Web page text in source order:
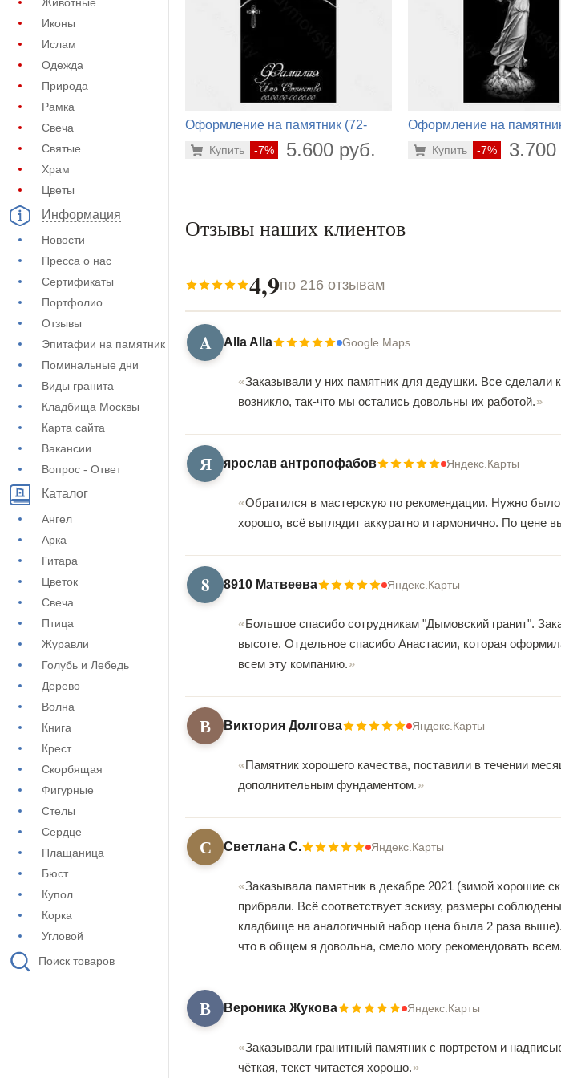
Иконы
Ислам
Одежда
Природа
Рамка
Свеча
Святые
Храм
Цветы
Информация
Новости
Пресса о нас
Сертификаты
Портфолио
Отзывы
Эпитафии на памятник
Поминальные дни
Виды гранита
Кладбища Москвы
Карта сайта
Вакансии
Вопрос - Ответ
Каталог
Ангел
Арка
Гитара
Цветок
Свеча
Птица
Журавли
Голубь и Лебедь
Дерево
Волна
Книга
Крест
Скорбящая
Фигурные
Стелы
Сердце
Плащаница
Бюст
Купол
Корка
Угловой
Поиск товаров
Оформление на памятник (72-
-7% 5.600 руб.
Купить
Оформление на
-7% 3.700
Купить
Отзывы наших клиентов
4,9по 216 отзывам
A Alla Alla Google Maps
Заказывали у них памятник для дедушки. Все сделали
возникло, так-что мы остались довольны их работой.
Я ярослав антропофабов Яндекс.Карты
Обратился в мастерскую по рекомендации. Нужно
хорошо, всё выглядит аккуратно и гармонично. По цене
8 8910 Матвеева Яндекс.Карты
Большое спасибо сотрудникам "Дымовский гранит".
высоте. Отдельное спасибо Анастасии, которая
всем эту компанию.
В Виктория Долгова Яндекс.Карты
Памятник хорошего качества, поставили в течении
дополнительным фундаментом.
С Светлана С. Яндекс.Карты
Заказывала памятник в декабре 2021 (зимой хорошие
прибрали. Всë соответствует эскизу, размеры
кладбище на аналогичный набор цена была 2 раза
что в общем я довольна, смело могу рекомендовать всем.
В Вероника Жукова Яндекс.Карты
Заказывали гранитный памятник с портретом и
чёткая, текст читается хорошо.